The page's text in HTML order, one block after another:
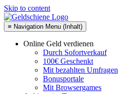
Skip to content
≡ Navigation Menu (Inhalt)
Online Geld verdienen
Durch Sofortverkauf
100€ Geschenkt
Mit bezahlten Umfragen
Bonusportale
Mit Browsergames